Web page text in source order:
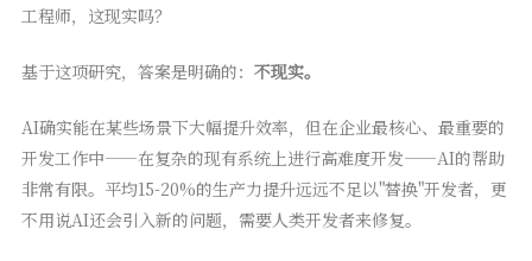
工程师，这现实吗？
基于这项研究，答案是明确的： 不现实。
AI确实能在某些场景下大幅提升效率，但在企业最核心、最重要的
开发工作中——在复杂的现有系统上进行高难度开发——AI的帮助
非常有限。平均15-20%的生产力提升远远不足以"替换"开发者，更
不用说AI还会引入新的问题，需要人类开发者来修复。